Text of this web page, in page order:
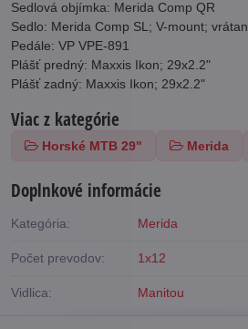
Sedlová objímka: Merida Comp QR
Sedlo: Merida Comp SL; V-mount;
Pedále: VP VPE-891
Plášť predný: Maxxis Ikon; 29x2.2"
Plášť zadný: Maxxis Ikon; 29x2.2"
Viac z kategórie
Horské MTB 29" Merida
Doplnkové informácie
Kategória: Merida
Počet prevodov: 1x12
Vidlica: Manitou